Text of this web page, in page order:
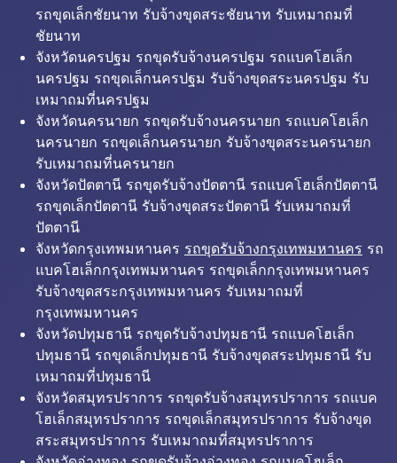
รถขุดเล็กชัยนาท รับจ้างขุดสระชัยนาท รับเหมาถมที่
ชัยนาท
จังหวัดนครปฐม รถขุดรับจ้างนครปฐม รถแบคโฮเล็ก
นครปฐม รถขุดเล็กนครปฐม รับจ้างขุดสระนครปฐม รับ
เหมาถมที่นครปฐม
จังหวัดนครนายก รถขุดรับจ้างนครนายก รถแบคโฮเล็ก
นครนายก รถขุดเล็กนครนายก รับจ้างขุดสระนครนายก
รับเหมาถมที่นครนายก
จังหวัดปัตตานี รถขุดรับจ้างปัตตานี รถแบคโฮเล็กปัตตานี
รถขุดเล็กปัตตานี รับจ้างขุดสระปัตตานี รับเหมาถมที่
ปัตตานี
จังหวัดกรุงเทพมหานคร รถขุดรับจ้างกรุงเทพมหานคร รถ
แบคโฮเล็กกรุงเทพมหานคร รถขุดเล็กกรุงเทพมหานคร
รับจ้างขุดสระกรุงเทพมหานคร รับเหมาถมที่
กรุงเทพมหานคร
จังหวัดปทุมธานี รถขุดรับจ้างปทุมธานี รถแบคโฮเล็ก
ปทุมธานี รถขุดเล็กปทุมธานี รับจ้างขุดสระปทุมธานี รับ
เหมาถมที่ปทุมธานี
จังหวัดสมุทรปราการ รถขุดรับจ้างสมุทรปราการ รถแบค
โฮเล็กสมุทรปราการ รถขุดเล็กสมุทรปราการ รับจ้างขุด
สระสมุทรปราการ รับเหมาถมที่สมุทรปราการ